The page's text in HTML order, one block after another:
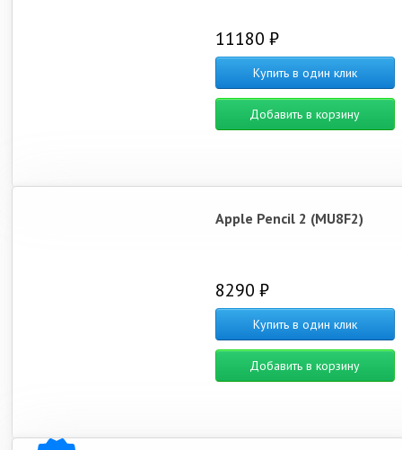
11180 ₽
Купить в один клик
Добавить в корзину
Apple Pencil 2 (MU8F2)
8290 ₽
Купить в один клик
Добавить в корзину